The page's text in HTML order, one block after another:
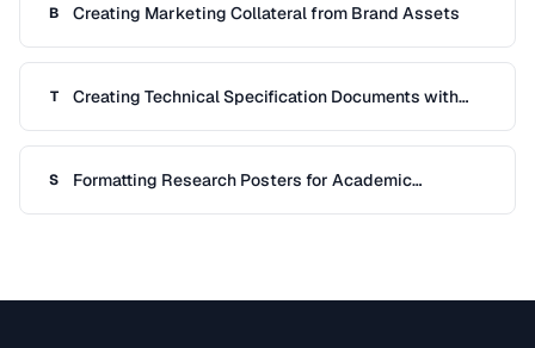
B Creating Marketing Collateral from Brand Assets
T
Creating Technical Specification Documents with
S
Formatting Research Posters for Academic